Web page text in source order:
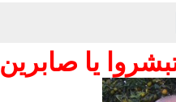
يا صابرين